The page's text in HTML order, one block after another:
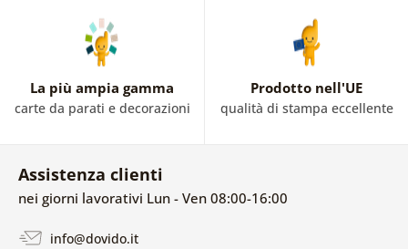
La più ampia gamma
carte da parati e decorazioni
Prodotto nell'UE
qualità di stampa eccellente
Assistenza clienti
nei giorni lavorativi Lun - Ven 08:00-16:00
info@dovido.it